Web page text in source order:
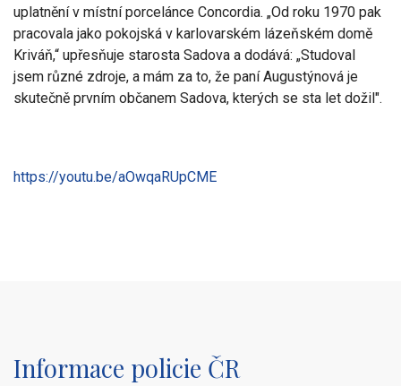
uplatnění v místní porcelánce Concordia. „Od roku 1970 pak
pracovala jako pokojská v karlovarském lázeňském domě
Kriváň,“ upřesňuje starosta Sadova a dodává: „Studoval
jsem různé zdroje, a mám za to, že paní Augustýnová je
skutečně prvním občanem Sadova, kterých se sta let dožil".
https://youtu.be/aOwqaRUpCME
Informace policie ČR